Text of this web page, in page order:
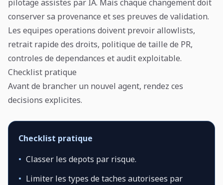
pilotage assistes par IA. Mais chaque changement doit
conserver sa provenance et ses preuves de validation.
Les equipes operations doivent prevoir allowlists,
retrait rapide des droits, politique de taille de PR,
controles de dependances et audit exploitable.
Checklist pratique
Avant de brancher un nouvel agent, rendez ces
decisions explicites.
Checklist pratique
• Classer les depots par risque.
• Limiter les types de taches autorisees par